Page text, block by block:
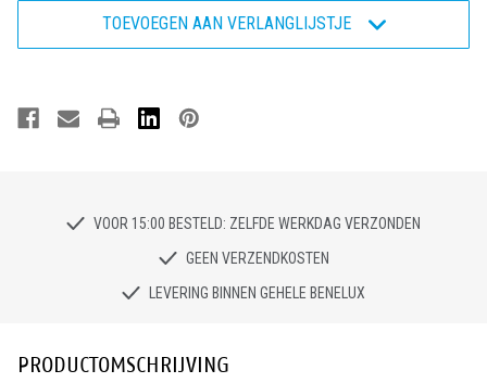
S3
S3
TOEVOEGEN AAN VERLANGLIJSTJE
VOOR 15:00 BESTELD: ZELFDE WERKDAG VERZONDEN
GEEN VERZENDKOSTEN
LEVERING BINNEN GEHELE BENELUX
PRODUCTOMSCHRIJVING